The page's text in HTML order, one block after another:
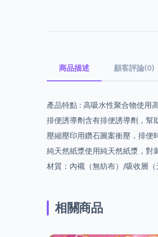
商品描述 顧客評論(0)
產品特點 : 高吸水性聚合物使用
排便誘導劑含有排便誘導劑，幫
壓縮壓印用鑽石圖案衝壓，排便
純天然紙漿使用純天然紙漿，對
材質：內襯（無紡布）/吸收層
相關商品